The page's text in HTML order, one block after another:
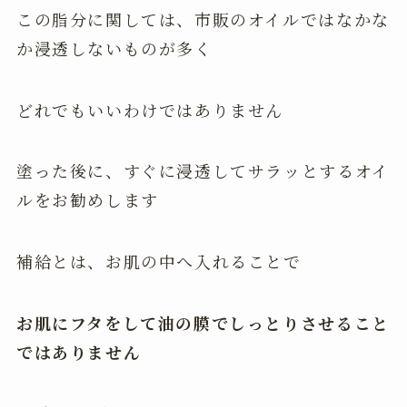
この脂分に関しては、市販のオイルではなかな
か浸透しないものが多く
どれでもいいわけではありません
塗った後に、すぐに浸透してサラッとするオイ
ルをお勧めします
補給とは、お肌の中へ入れることで
お肌にフタをして油の膜でしっとりさせること
ではありません